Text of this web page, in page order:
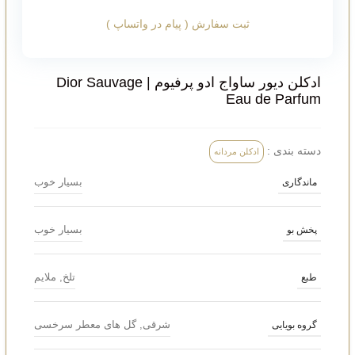
ادکلن دیور ساواج ادو پرفیوم | Dior Sauvage
Eau de Parfum
دسته بندی : ادکلن مردانه
ماندگاری بسیار خوب
پخش بو بسیار خوب
طبع تلخ, ملایم
گروه بویایی شرقی, گل های معطر سرخسی
ثبت سفارش ( پیام در واتساپ )